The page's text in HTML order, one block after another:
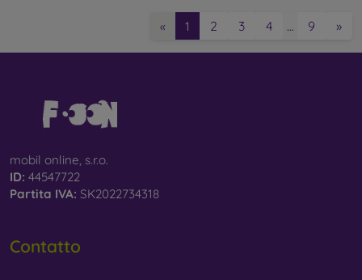
« 1 2 3 4 … 9 »
mobil online, s.r.o.
ID: 44547722
Partita IVA: SK2022734318
Contatto